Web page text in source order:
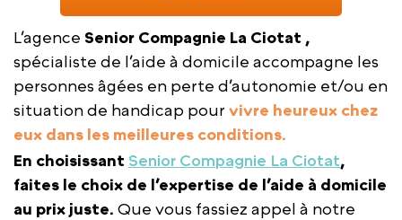
L’agence Senior Compagnie La Ciotat ,
spécialiste de l’aide à domicile accompagne les
personnes âgées en perte d’autonomie et/ou en
situation de handicap pour vivre heureux chez
eux dans les meilleures conditions.
En choisissant Senior Compagnie La Ciotat,
faites le choix de l’expertise de l’aide à domicile
au prix juste. Que vous fassiez appel à notre